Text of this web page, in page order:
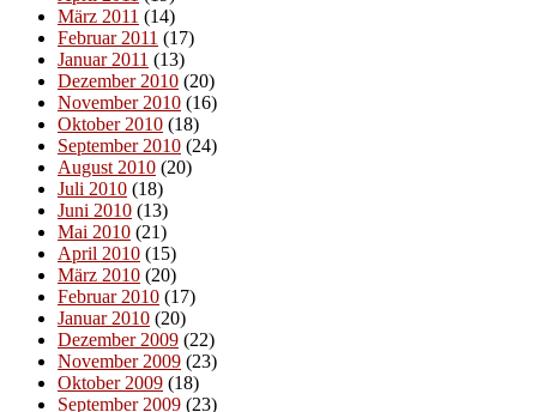
März 2011 (14)
Februar 2011 (17)
Januar 2011 (13)
Dezember 2010 (20)
November 2010 (16)
Oktober 2010 (18)
September 2010 (24)
August 2010 (20)
Juli 2010 (18)
Juni 2010 (13)
Mai 2010 (21)
April 2010 (15)
März 2010 (20)
Februar 2010 (17)
Januar 2010 (20)
Dezember 2009 (22)
November 2009 (23)
Oktober 2009 (18)
September 2009 (23)